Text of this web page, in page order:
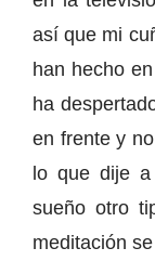
así que mi
han hecho
ha
en frente y
lo que dije
sueño otro
meditación